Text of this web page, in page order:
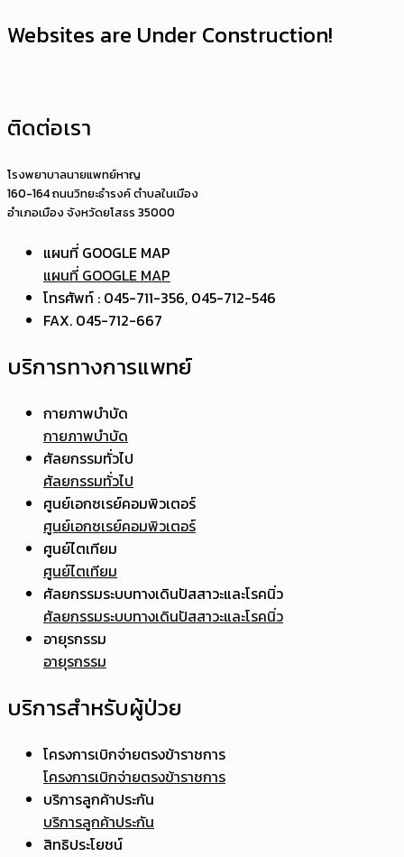
Websites are Under Construction!
ติดต่อเรา
โรงพยาบาลนายแพทย์หาญ
160-164 ถนนวิทยะธำรงค์ ตำบลในเมือง
อำเภอเมือง จังหวัดยโสธร 35000
แผนที่ GOOGLE MAP
แผนที่ GOOGLE MAP
โทรศัพท์ : 045-711-356, 045-712-546
FAX. 045-712-667
บริการทางการแพทย์
กายภาพบำบัด
กายภาพบำบัด
ศัลยกรรมทั่วไป
ศัลยกรรมทั่วไป
ศูนย์เอกซเรย์คอมพิวเตอร์
ศูนย์เอกซเรย์คอมพิวเตอร์
ศูนย์ไตเทียม
ศูนย์ไตเทียม
ศัลยกรรมระบบทางเดินปัสสาวะและโรคนิ่ว
ศัลยกรรมระบบทางเดินปัสสาวะและโรคนิ่ว
อายุรกรรม
อายุรกรรม
บริการสำหรับผู้ป่วย
โครงการเบิกจ่ายตรงข้าราชการ
โครงการเบิกจ่ายตรงข้าราชการ
บริการลูกค้าประกัน
บริการลูกค้าประกัน
สิทธิประโยชน์